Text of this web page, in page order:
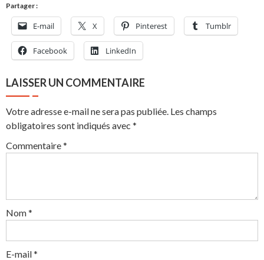
Partager :
E-mail X Pinterest Tumblr
Facebook LinkedIn
LAISSER UN COMMENTAIRE
Votre adresse e-mail ne sera pas publiée. Les champs
obligatoires sont indiqués avec *
Commentaire*
Nom*
E-mail*